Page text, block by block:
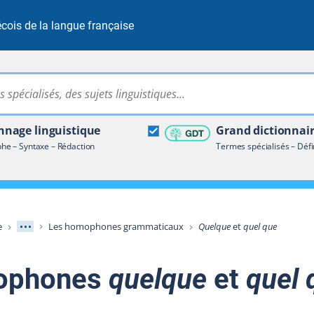
de la langue française
Rechercher dans tout le site
linguistique
– Syntaxe – Rédaction
Grand
Termes spécialisés –
terminologique
Afficher les niveaux intermédiaires
Les homophones grammaticaux Quelqueetquel que
quelque et quel